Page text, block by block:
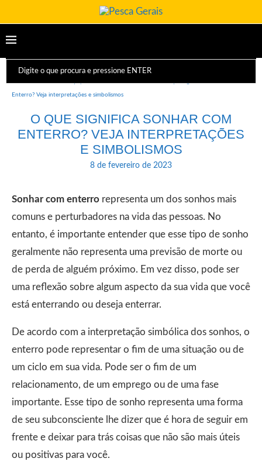
Enterro? Veja interpretações e simbolismos
O QUE SIGNIFICA SONHAR COM
ENTERRO? VEJA INTERPRETAÇÕES
E SIMBOLISMOS
8 de fevereiro de 2023
Sonhar com enterro representa um dos sonhos mais
comuns e perturbadores na vida das pessoas. No
entanto, é importante entender que esse tipo de sonho
geralmente não representa uma previsão de morte ou
de perda de alguém próximo. Em vez disso, pode ser
uma reflexão sobre algum aspecto da sua vida que você
está enterrando ou deseja enterrar.
De acordo com a interpretação simbólica dos sonhos, o
enterro pode representar o fim de uma situação ou de
um ciclo em sua vida. Pode ser o fim de um
relacionamento, de um emprego ou de uma fase
importante. Esse tipo de sonho representa uma forma
de seu subconsciente lhe dizer que é hora de seguir em
frente e deixar para trás coisas que não são mais úteis
ou positivas para você.